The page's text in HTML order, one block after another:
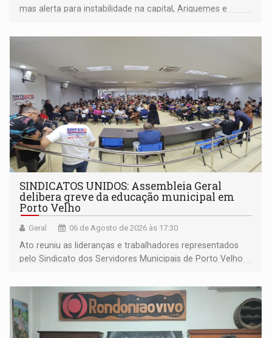
mas alerta para instabilidade na capital, Ariquemes e
SINDICATOS UNIDOS: Assembleia Geral
delibera greve da educação municipal em
Porto Velho
Geral 06 de Agosto de 2026 às 17:30
Ato reuniu as lideranças e trabalhadores representados
pelo Sindicato dos Servidores Municipais de Porto Velho